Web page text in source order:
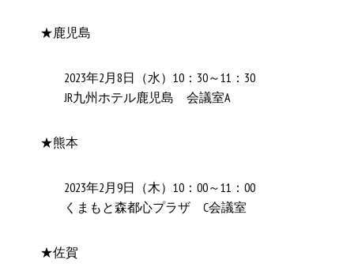
★鹿児島
2023年2月8日（水）10：30～11：30
JR九州ホテル鹿児島 会議室A
★熊本
2023年2月9日（木）10：00～11：00
くまもと森都心プラザ C会議室
★佐賀